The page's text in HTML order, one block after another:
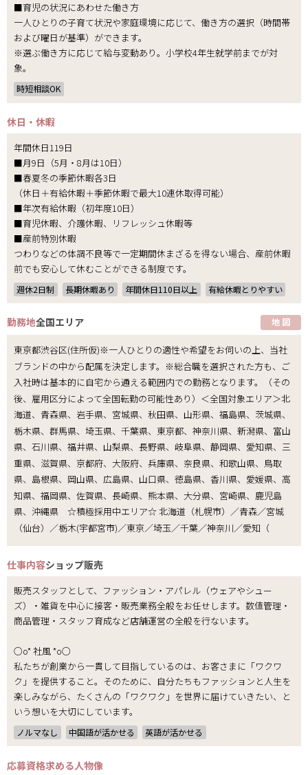
■育児の状況にあわせた働き方
一人ひとりの子育て状況や家庭環境に応じて、働き方の選択（時間帯
および曜日が基準）ができます。
※選ぶ働き方に応じて給与変動あり。小学校4年生就学前までが対
象。
時短相談OK
休日・休暇
年間休日119日
■月9日（5月・8月は10日）
■春夏冬の季節休暇各3日
（休日＋有給休暇＋季節休暇で最大10連休取得可能）
■年次有給休暇（初年度10日）
■育児休暇、介護休暇、リフレッシュ休暇等
■産前特別休暇
つわりなどの体調不良等で一定期間休まざるを得ない場合、産前休暇
前でも安心して休むことができる制度です。
週休2日制 長期休暇あり 年間休日110日以上 有給休暇とりやすい
勤務地全国エリア 地 図
東京都渋谷区(住所仮)※一人ひとりの適性や希望をお伺いの上、当社
ブランドの中から配属を決定します。※総合職を選択された方も、ご
入社時は基本的に自宅から通える範囲内での勤務となります。（その
後、雇用区分によって全国転勤の可能性あり）＜全国対象エリア＞北
海道、青森県、岩手県、宮城県、秋田県、山形県、福島県、茨城県、
栃木県、群馬県、埼玉県、千葉県、東京都、神奈川県、新潟県、富山
県、石川県、福井県、山梨県、長野県、岐阜県、静岡県、愛知県、三
重県、滋賀県、京都府、大阪府、兵庫県、奈良県、和歌山県、鳥取
県、島根県、岡山県、広島県、山口県、徳島県、香川県、愛媛県、高
知県、福岡県、佐賀県、長崎県、熊本県、大分県、宮崎県、鹿児島
県、沖縄県 ☆積極採用中エリア☆ 北海道（札幌市）／青森／宮城
（仙台）／栃木(宇都宮市)／東京／埼玉／千葉／神奈川／愛知（
仕事内容ショップ販売
販売スタッフとして、ファッション・アパレル（ウェアやシュー
ズ）・雑貨を中心に接客・販売業務全般をお任せします。数値管理・
商品管理・スタッフ育成など店舗運営の全般を行ないます。
○o* 社風 *o○
私たちが創業から一貫して目指しているのは、お客さまに「ワクワ
ク」を提供すること。そのために、自分たちもファッションと人生を
楽しみながら、たくさんの「ワクワク」を世界に届けていきたい、と
いう想いを大切にしています。
ノルマなし 中国語が活かせる 英語が活かせる
応募資格求める人物像